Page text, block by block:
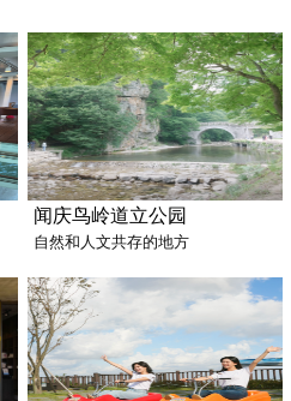
闻庆鸟岭道立公园
自然和人文共存的地方